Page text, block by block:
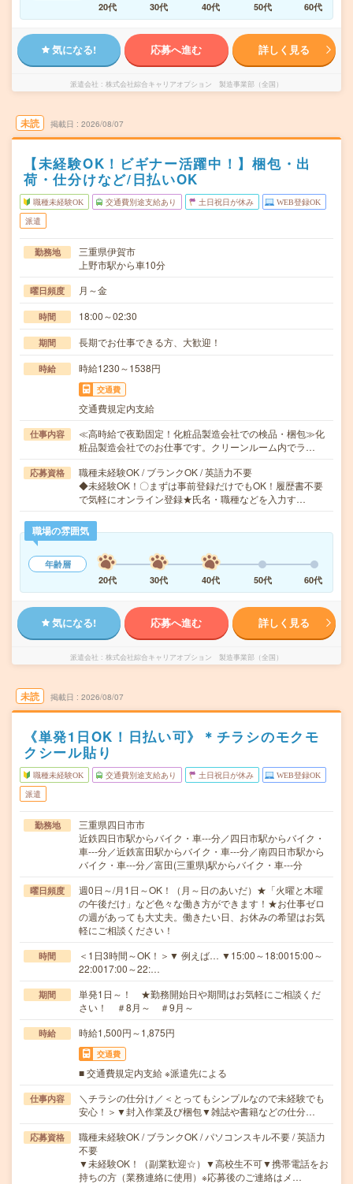
20代
30代 40代 50代 60代
気になる! 応募へ進む 詳しく見る
派遣会社 株式会社綜合キャリアオプション 製造事業部（全国）
未読 掲載日 2026/08/07
【未経験OK！ビギナー活躍中！】梱包・出
荷・仕分けなど/日払いOK
職種未経験OK 交通費別途支給あり 土日祝日が休み WEB登録OK
派遣
勤務地
三重県伊賀市
上野市駅から車10分
曜日頻度 月～金
時間 18:00～02:30
期間 長期でお仕事できる方、大歓迎！
時給 時給1230～1538円
交通費
交通費規定内支給
仕事内容
≪高時給で夜勤固定！化粧品製造会社での検品・梱包≫化
粧品製造会社でのお仕事です。クリーンルーム内でラ…
応募資格
職種未経験OK / ブランクOK / 英語力不要
◆未経験OK！〇まずは事前登録だけでもOK！履歴書不要
で気軽にオンライン登録★氏名・職種などを入力す…
職場の雰囲気
年齢層
20代
30代 40代 50代 60代
気になる! 応募へ進む 詳しく見る
派遣会社 株式会社綜合キャリアオプション 製造事業部（全国）
未読 掲載日 2026/08/07
《単発1日OK！日払い可》＊チラシのモクモ
クシール貼り
職種未経験OK 交通費別途支給あり 土日祝日が休み WEB登録OK
派遣
勤務地
三重県四日市市
近鉄四日市駅からバイク・車---分／四日市駅からバイク・
車---分／近鉄富田駅からバイク・車---分／南四日市駅から
バイク・車---分／富田(三重県)駅からバイク・車---分
曜日頻度
週0日～/月1日～OK！（月～日のあいだ）★「火曜と木曜
の午後だけ」など色々な働き方ができます！★お仕事ゼロ
の週があっても大丈夫。働きたい日、お休みの希望はお気
軽にご相談ください！
時間
＜1日3時間～OK！＞▼ 例えば… ▼15:00～18:0015:00～
22:0017:00～22:…
期間
単発1日～！ ★勤務開始日や期間はお気軽にご相談くだ
さい！ ＃8月～ ＃9月～
時給 時給1,500円～1,875円
交通費
■ 交通費規定内支給 ※派遣先による
仕事内容
＼チラシの仕分け／＜とってもシンプルなので未経験でも
安心！＞▼封入作業及び梱包▼雑誌や書籍などの仕分…
応募資格
職種未経験OK / ブランクOK / パソコンスキル不要 / 英語力
不要
▼未経験OK！（副業歓迎☆）▼高校生不可▼携帯電話をお
持ちの方（業務連絡に使用）※応募後のご連絡はメ…